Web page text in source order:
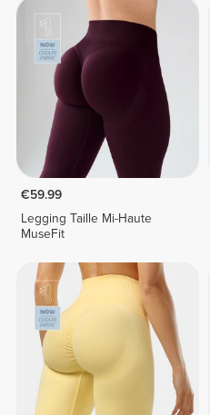
€59.99
Legging Taille Mi-Haute
MuseFit